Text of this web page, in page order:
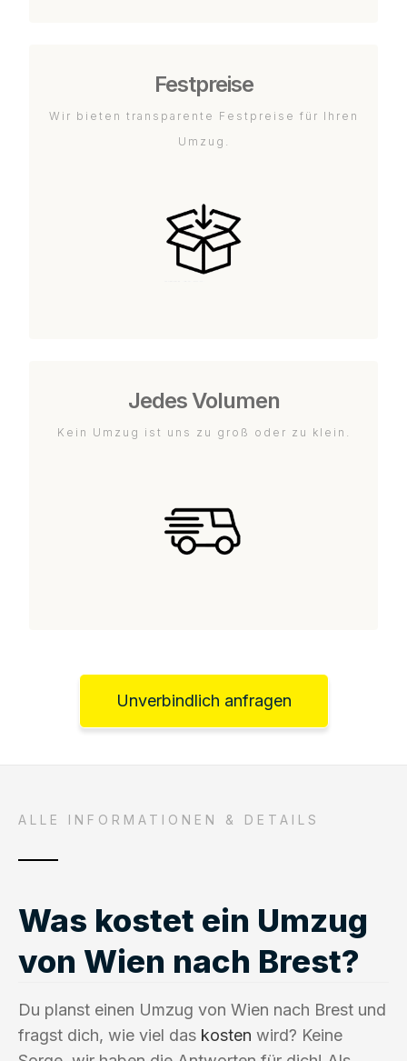
Festpreise
Wir bieten transparente Festpreise für Ihren
Umzug.
Jedes Volumen
Kein Umzug ist uns zu groß oder zu klein.
Unverbindlich anfragen
ALLE INFORMATIONEN & DETAILS
Was kostet ein Umzug
von Wien nach Brest?
Du planst einen Umzug von Wien nach Brest und
fragst dich, wie viel das kosten wird? Keine